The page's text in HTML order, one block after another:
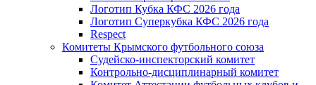
Логотип Кубка КФС 2026 года
Логотип Суперкубка КФС 2026 года
Respect
Комитеты Крымского футбольного союза
Судейско-инспекторский комитет
Контрольно-дисциплинарный комитет